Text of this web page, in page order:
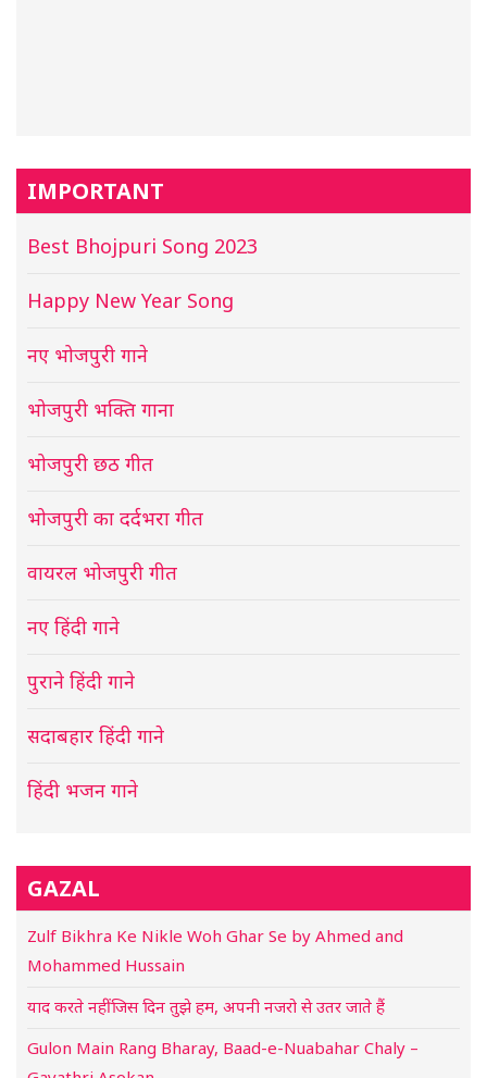
IMPORTANT
Best Bhojpuri Song 2023
Happy New Year Song
नए भोजपुरी गाने
भोजपुरी भक्ति गाना
भोजपुरी छठ गीत
भोजपुरी का दर्दभरा गीत
वायरल भोजपुरी गीत
नए हिंदी गाने
पुराने हिंदी गाने
सदाबहार हिंदी गाने
हिंदी भजन गाने
GAZAL
Zulf Bikhra Ke Nikle Woh Ghar Se by Ahmed and
Mohammed Hussain
याद करते नहीं जिस दिन तुझे हम, अपनी नजरो से उतर जाते हैं
Gulon Main Rang Bharay, Baad-e-Nuabahar Chaly –